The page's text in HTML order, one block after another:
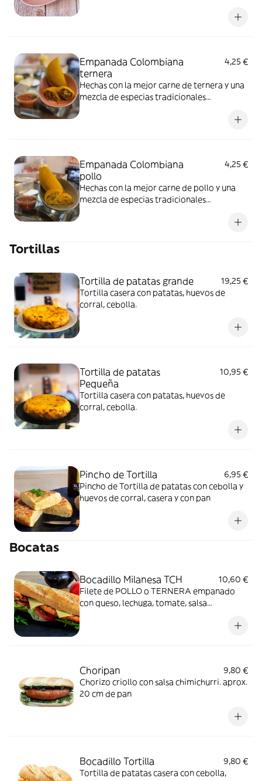
Empanada Colombiana
ternera
4,25 €
Hechas con la mejor carne de ternera y una
mezcla de especias tradicionales
maíz auténtica. Acompaña tu pedido con
Empanada Colombiana
pollo
4,25 €
Hechas con la mejor carne de pollo y una
mezcla de especias tradicionales
maíz auténtica. Acompaña tu pedido con
Tortillas
Tortilla de patatas grande
19,25 €
Tortilla casera con patatas, huevos de
corral, cebolla.
Tortilla de patatas
Pequeña
10,95 €
Tortilla casera con patatas, huevos de
corral, cebolla.
Pincho de Tortilla
6,95 €
Pincho de Tortilla de patatas con cebolla y
huevos de corral, casera y con pan
Bocatas
Bocadillo Milanesa TCH
10,60 €
Filete de POLLO o TERNERA empanado
con queso, lechuga, tomate, salsa
Choripan
9,80 €
Chorizo criollo con salsa chimichurri. aprox.
20 cm de pan
Bocadillo Tortilla
9,80 €
Tortilla de patatas casera con cebolla,